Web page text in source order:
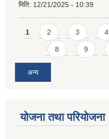
मिति: 12/21/2025 - 10:39
Pages
1 2 3 4
8 9
अन्य
योजना तथा परियोजना